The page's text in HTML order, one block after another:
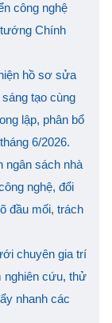
công nghệ
Chính
hồ sơ sửa
tạo cùng
lập, phân bổ
6/2026.
ngân sách nhà
nghệ, đổi
đầu mối, trách
chuyên gia trí
nghiên cứu, thử
nhanh các